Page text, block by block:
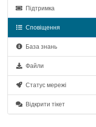
Підтримка
Сповіщення
База знань
Файли
Статус мережі
Відкрити тікет